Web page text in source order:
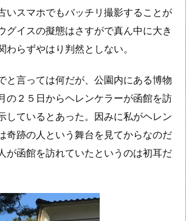
いスマホでもバッチリ撮影することが
グイスの擬態はさすがで真ん中に大き
わらずやはり判然としない。
と言っては何だが、公園内にある博物
の２５日からヘレンケラーが函館を訪
しているとあった。因みに私がヘレン
奇跡の人という舞台を見てからなのだ
が函館を訪れていたというのは初耳だ